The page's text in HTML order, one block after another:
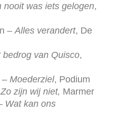
nooit was iets gelogen,
–Alles verandert, De
bedrog van Quisco,
– Moederziel, Podium
Zo zijn wij niet, Marmer
Wat kan ons